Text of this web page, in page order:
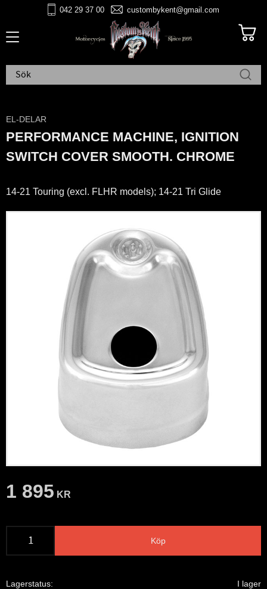
042 29 37 00 custombykent@gmail.com
EL-DELAR
PERFORMANCE MACHINE, IGNITION
SWITCH COVER SMOOTH. CHROME
14-21 Touring (excl. FLHR models); 14-21 Tri Glide
1 895 KR
Köp
Lagerstatus I lager